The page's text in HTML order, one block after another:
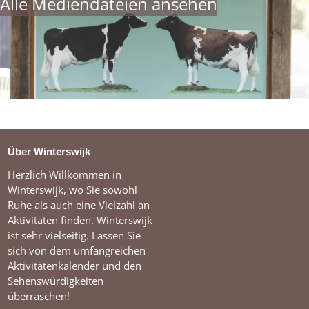
Über Winterswijk
Herzlich Willkommen in
Winterswijk, wo Sie sowohl
Ruhe als auch eine Vielzahl an
Aktivitäten finden. Winterswijk
ist sehr vielseitig. Lassen Sie
sich von dem umfangreichen
Aktivitätenkalender und den
Sehenswürdigkeiten
überraschen!